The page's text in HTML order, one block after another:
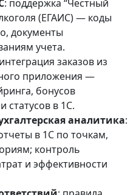
: поддержка “Честный
(ЕГАИС) — коды
документы
учета.
заказов из
приложения —
бонусов
статусов в 1С.
аналитика:
в 1С по точкам,
контроль
и эффективности